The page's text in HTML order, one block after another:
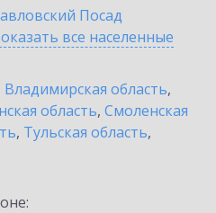
Посад
все населенные
Владимирская область,
область, Смоленская
, Тульская область,